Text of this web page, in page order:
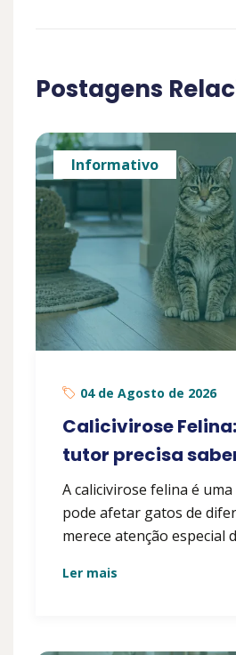
Postagens
Informativo
04 de Agosto de 2026
Calicivirose
tutor precisa
A calicivirose felina é
pode afetar gatos de
merece atenção especial
Ler mais